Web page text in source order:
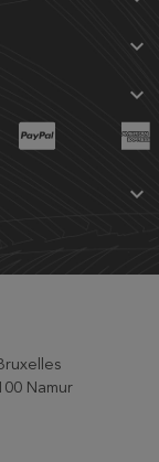



Namur